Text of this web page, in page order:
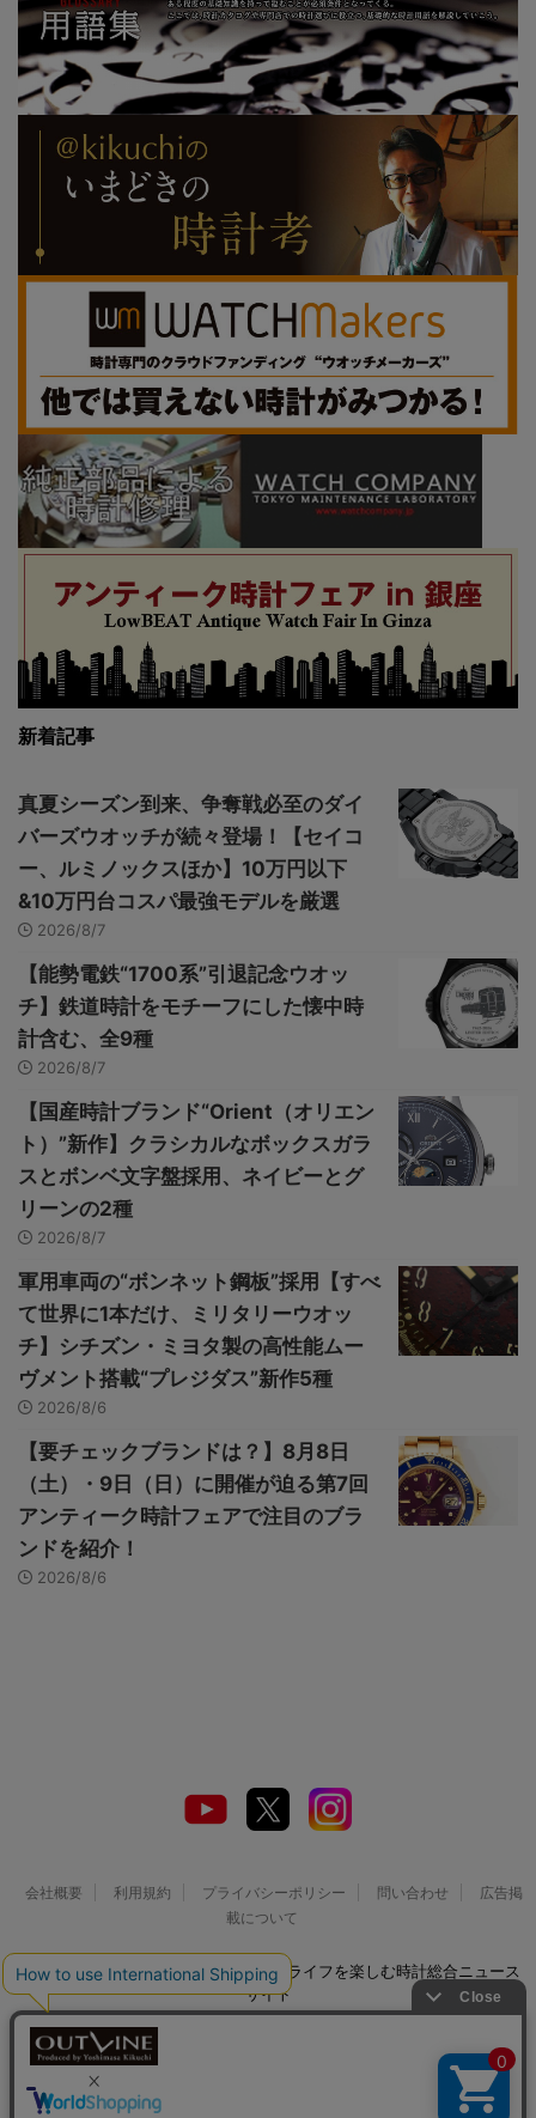
新着記事
真夏シーズン到来、争奪戦必至のダイ
バーズウオッチが続々登場！【セイコ
ー、ルミノックスほか】10万円以下
&10万円台コスパ最強モデルを厳選
2026/8/7
【能勢電鉄“1700系”引退記念ウオッ
チ】鉄道時計をモチーフにした懐中時
計含む、全9種
2026/8/7
【国産時計ブランド“Orient（オリエン
ト）”新作】クラシカルなボックスガラ
スとボンベ文字盤採用、ネイビーとグ
リーンの2種
2026/8/7
軍用車両の“ボンネット鋼板”採用【すべ
て世界に1本だけ、ミリタリーウオッ
チ】シチズン・ミヨタ製の高性能ムー
ヴメント搭載“プレジダス”新作5種
2026/8/6
【要チェックブランドは？】8月8日
（土）・9日（日）に開催が迫る第7回
アンティーク時計フェアで注目のブラ
ンドを紹介！
2026/8/6
会社概要 利用規約 プライバシーポリシー 問い合わせ
広告掲
載について
© 2026 Watch LIFE NEWS｜ウオッチライフを楽しむ時計総合ニュース
サイト